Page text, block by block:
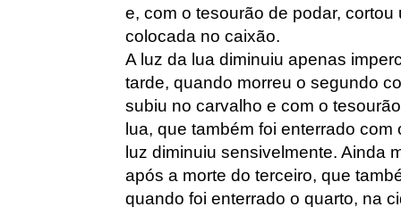
e, com o tesourão de podar,
colocada no caixão.
A luz da lua diminuiu apenas
tarde, quando morreu o segundo
subiu no carvalho e com o
lua, que também foi enterrado com
luz diminuiu sensivelmente. Ainda
após a morte do terceiro, que
quando foi enterrado o quarto, na